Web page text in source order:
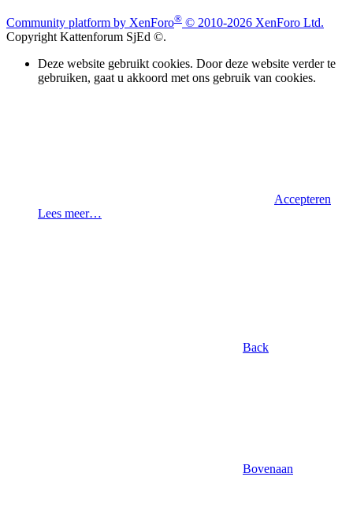
Community platform by XenForo® © 2010-2026 XenForo Ltd.
Copyright Kattenforum SjEd ©.
Deze website gebruikt cookies. Door deze website verder te
gebruiken, gaat u akkoord met ons gebruik van cookies.
Accepteren
Lees meer…
Back
Bovenaan